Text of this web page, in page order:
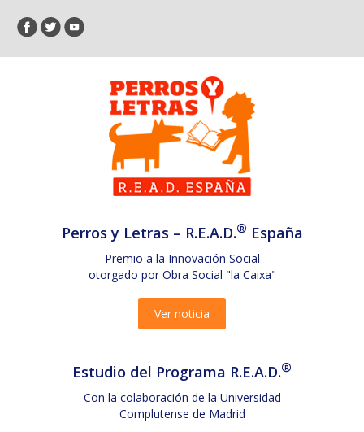
Perros y Letras – R.E.A.D.® España
Premio a la Innovación Social
otorgado por Obra Social "la Caixa"
Ver noticia
Estudio del Programa R.E.A.D.®
Con la colaboración de la Universidad
Complutense de Madrid